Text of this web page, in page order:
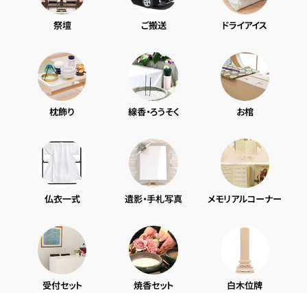
祭壇 ご搬送 ドライアイス
枕飾り 線香・ろうそく お棺
仏衣一式 遺影・手札写真 メモリアルコーナー
受付セット 焼香セット 白木位牌